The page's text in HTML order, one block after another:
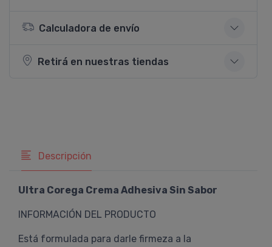
Calculadora de envío
Retirá en nuestras tiendas
Descripción
Ultra Corega Crema Adhesiva Sin Sabor
INFORMACIÓN DEL PRODUCTO
Está formulada para darle firmeza a la